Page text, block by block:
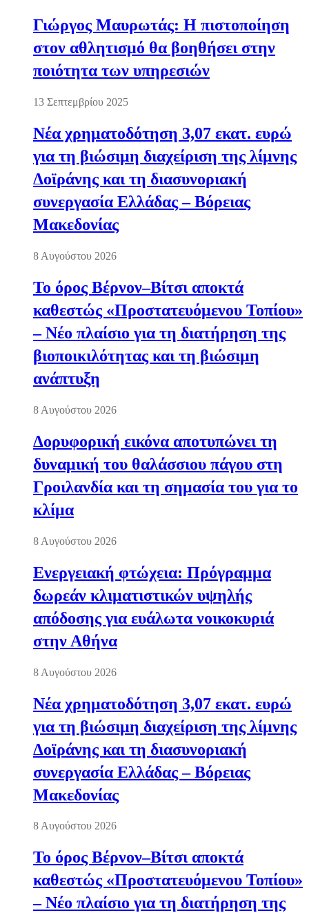
Γιώργος Μαυρωτάς: Η πιστοποίηση
στον αθλητισμό θα βοηθήσει στην
ποιότητα των υπηρεσιών
13 Σεπτεμβρίου 2025
Νέα χρηματοδότηση 3,07 εκατ. ευρώ
για τη βιώσιμη διαχείριση της λίμνης
Δοϊράνης και τη διασυνοριακή
συνεργασία Ελλάδας – Βόρειας
Μακεδονίας
8 Αυγούστου 2026
Το όρος Βέρνον–Βίτσι αποκτά
καθεστώς «Προστατευόμενου Τοπίου»
– Νέο πλαίσιο για τη διατήρηση της
βιοποικιλότητας και τη βιώσιμη
ανάπτυξη
8 Αυγούστου 2026
Δορυφορική εικόνα αποτυπώνει τη
δυναμική του θαλάσσιου πάγου στη
Γροιλανδία και τη σημασία του για το
κλίμα
8 Αυγούστου 2026
Ενεργειακή φτώχεια: Πρόγραμμα
δωρεάν κλιματιστικών υψηλής
απόδοσης για ευάλωτα νοικοκυριά
στην Αθήνα
8 Αυγούστου 2026
Νέα χρηματοδότηση 3,07 εκατ. ευρώ
για τη βιώσιμη διαχείριση της λίμνης
Δοϊράνης και τη διασυνοριακή
συνεργασία Ελλάδας – Βόρειας
Μακεδονίας
8 Αυγούστου 2026
Το όρος Βέρνον–Βίτσι αποκτά
καθεστώς «Προστατευόμενου Τοπίου»
– Νέο πλαίσιο για τη διατήρηση της